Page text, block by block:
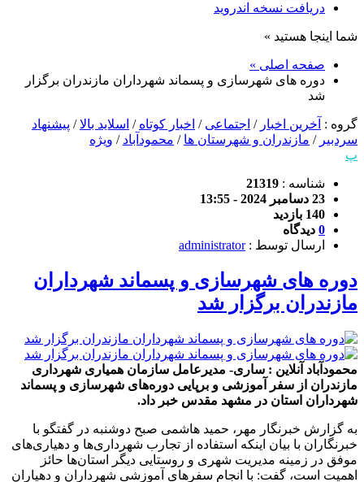
دریافت نسخه اندروید
شما اینجا هستید »
صفحه اصلی »
دوره های شهرسازی و پسماند شهرداران مازندران برگزار
شد
گروه : آخرین اخبار / اجتماعی / اخبار کوتاه / اسلاید بالا/ پیشنهاد
سردبیر / مازندران و شهرستان ها / محمودآباد / ویژه
پ
شناسه : 21319
23 دسامبر 2024 - 13:55
140 بازدید
0 دیدگاه
ارسال توسط :administrator
دوره های شهرسازی و پسماند شهرداران
مازندران برگزار شد
محمودآباد آنلاین : ساری- مدیرعامل سازمان همیاری شهرداری
مازندران از سفر آموزشی و برپایی دوره‌های شهرسازی و پسماند
شهرداران استان در مشهد مقدس خبر داد.
به گزارش خبرنگار مهر، حمید هاشمی صبح دوشنبه در گفتگو با
خبرنگاران با بیان اینکه استفاده از تجارب شهرداری‌ها و دهیاری‌های
موفق در زمینه مدیریت شهری و روستایی دیگر استان‌ها حائز
اهمیت است، گفت: با انجام سفرهای آموزشی شهرداران و دهیاران